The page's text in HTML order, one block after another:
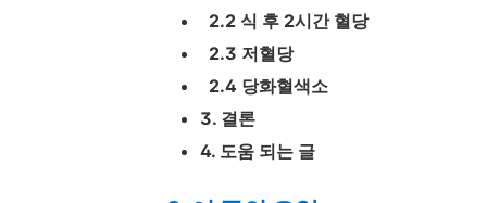
2.2 식 후 2시간 혈당
2.3 저혈당
2.4 당화혈색소
3. 결론
4. 도움 되는 글